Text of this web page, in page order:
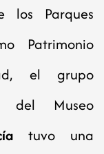
Parques
Patrimonio
el grupo
Museo
tuvo una